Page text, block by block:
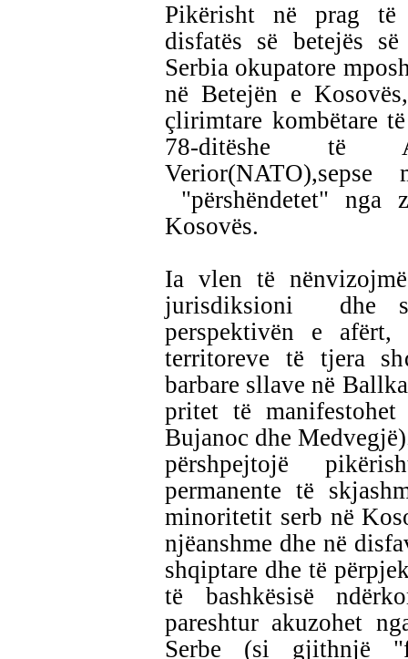
Pikërisht në prag
disfatës së betejës
Serbia okupatore
në Betejën e
çlirimtare kombëtare
78-ditëshe të
"përshëndetet"
Kosovës.
Ia vlen të
jurisdiksioni
dhe
perspektivën e
territoreve të tjera
barbare sllave në
pritet të manifestohet
Bujanoc dhe
përshpejtojë
permanente të
minoritetit serb në
njëanshme dhe në
shqiptare dhe të
të bashkësisë
pareshtur akuzohet
Serbe (si gjithnjë